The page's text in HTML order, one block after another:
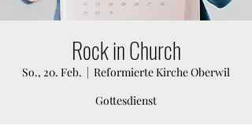
Rock in Church
So., 20. Feb.
  |
Reformierte Kirche Oberwil
Gottesdienst